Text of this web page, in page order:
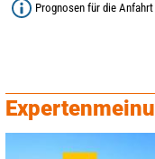
Prognosen für die